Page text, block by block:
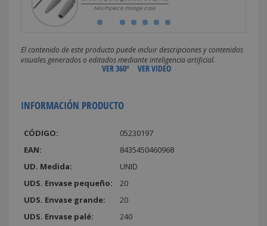
El contenido de este producto puede incluir descripciones y contenidos
visuales generados o editados mediante inteligencia artificial.
VER 360º VER VIDEO
INFORMACIÓN PRODUCTO
CÓDIGO:
05230197
EAN:
8435450460968
UD. Medida:
UNID
UDS. Envase pequeño:
20
UDS. Envase grande:
20
UDS. Envase palé:
240